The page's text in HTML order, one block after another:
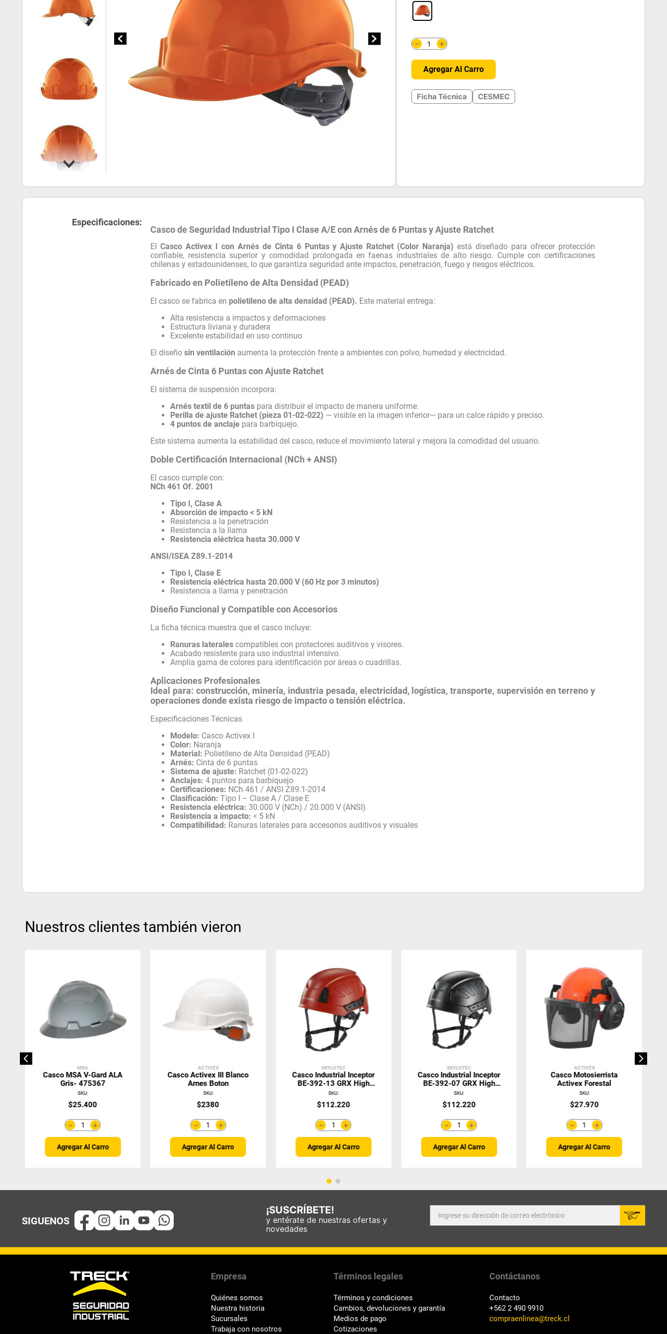
＋
－
Agregar Al Carro
Ficha Técnica CESMEC
Especificaciones:
Casco de Seguridad Industrial Tipo I Clase A/E con Arnés de 6 Puntas y Ajuste Ratchet
ElCasco Activex I con Arnés de Cinta 6 Puntas y Ajuste Ratchet (Color Naranja) está diseñado para ofrecer protección
confiable, resistencia superior y comodidad prolongada en faenas industriales de alto riesgo. Cumple con certificaciones
chilenas y estadounidenses, lo que garantiza seguridad ante impactos, penetración, fuego y riesgos eléctricos.
Fabricado en Polietileno de Alta Densidad (PEAD)
El casco se fabrica en polietileno de alta densidad (PEAD). Este material entrega:
Alta resistencia a impactos y deformaciones
Estructura liviana y duradera
Excelente estabilidad en uso continuo
El diseñosin ventilación aumenta la protección frente a ambientes con polvo, humedad y electricidad.
Arnés de Cinta 6 Puntas con Ajuste Ratchet
El sistema de suspensión incorpora:
Arnés textil de 6 puntas para distribuir el impacto de manera uniforme.
Perilla de ajuste Ratchet (pieza 01-02-022) — visible en la imagen inferior— para un calce rápido y preciso.
4 puntos de anclaje para barbiquejo.
Este sistema aumenta la estabilidad del casco, reduce el movimiento lateral y mejora la comodidad del usuario.
Doble Certificación Internacional (NCh + ANSI)
El casco cumple con:
NCh 461 Of. 2001
Tipo I, Clase A
Absorción de impacto < 5 kN
Resistencia a la penetración
Resistencia a la llama
Resistencia eléctrica hasta 30.000 V
ANSI/ISEA Z89.1-2014
Tipo I, Clase E
Resistencia eléctrica hasta 20.000 V (60 Hz por 3 minutos)
Resistencia a llama y penetración
Diseño Funcional y Compatible con Accesorios
La ficha técnica muestra que el casco incluye:
Ranuras laterales compatibles con protectores auditivos y visores.
Acabado resistente para uso industrial intensivo.
Amplia gama de colores para identificación por áreas o cuadrillas.
Aplicaciones Profesionales
Ideal para:construcción, minería, industria pesada, electricidad, logística, transporte, supervisión en terreno y
operaciones donde exista riesgo de impacto o tensión eléctrica.
Especificaciones Técnicas
Modelo: Casco Activex I
Color: Naranja
Material: Polietileno de Alta Densidad (PEAD)
Arnés: Cinta de 6 puntas
Sistema de ajuste: Ratchet (01-02-022)
Anclajes: 4 puntos para barbiquejo
Certificaciones: NCh 461 / ANSI Z89.1-2014
Clasificación: Tipo I – Clase A / Clase E
Resistencia eléctrica: 30.000 V (NCh) / 20.000 V (ANSI)
Resistencia a impacto: < 5 kN
Compatibilidad: Ranuras laterales para accesorios auditivos y visuales
Nuestros clientes también vieron
MSA
Casco MSA V-Gard ALA
Gris- 475367
SKU:
$25.400
＋
－
Agregar Al Carro
ACTIVEX
Casco Activex III Blanco
Arnes Boton
SKU:
$2380
＋
－
Agregar Al Carro
SKYLOTEC
Casco Industrial Inceptor
BE-392-13 GRX High
Voltage Rojo Skylotec
SKU:
$112.220
＋
－
Agregar Al Carro
SKYLOTEC
Casco Industrial Inceptor
BE-392-07 GRX High
Voltage Negro Skylotec
SKU:
$112.220
＋
－
Agregar Al Carro
ACTIVEX
Casco Motosierrista
Activex Forestal
SKU:
$27.970
＋
－
Agregar Al Carro
¡SUSCRÍBETE!
y entérate de nuestras ofertas y
novedades
Empresa
Quiénes somos
Nuestra historia
Sucursales
Trabaja con nosotros
Términos legales
Términos y condiciones
Cambios, devoluciones y garantía
Medios de pago
Cotizaciones
Contáctanos
Contacto
+562 2 490 9910
compraenlinea@treck.cl